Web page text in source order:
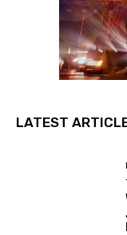
LATEST